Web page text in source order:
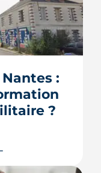
:
?